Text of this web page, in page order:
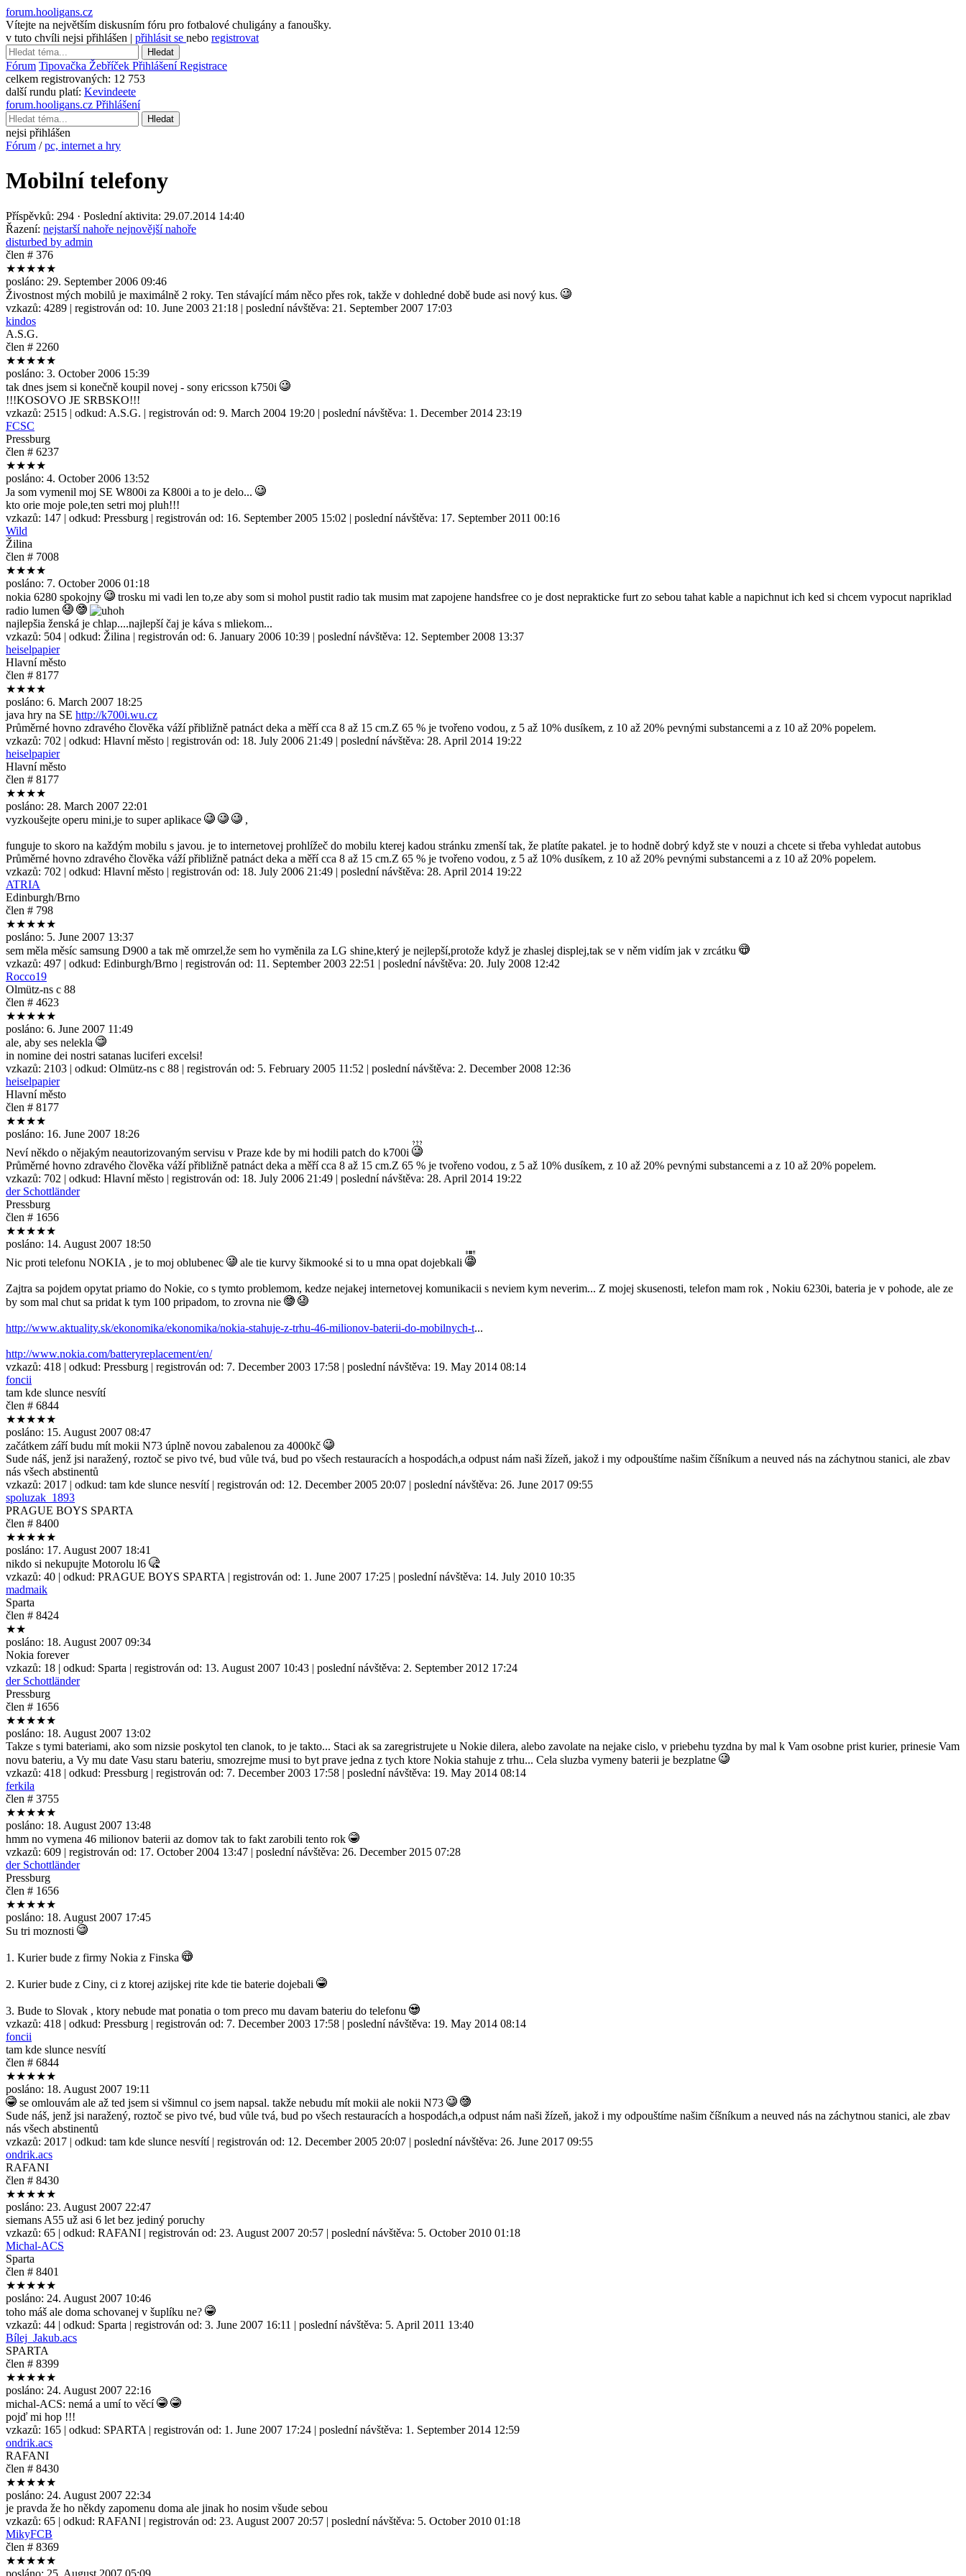
forum.hooligans.cz
Vítejte na největším diskusním fóru pro fotbalové chuligány a fanoušky.
v tuto chvíli nejsi přihlášen | přihlásit se nebo registrovat
Hledat
Fórum Tipovačka Žebříček PřihlášeníRegistrace
celkem registrovaných: 12 753
další rundu platí: Kevindeete
forum.hooligans.cz Přihlášení
Hledat
nejsi přihlášen
Fórum /pc, internet a hry
Mobilní telefony
Příspěvků: 294 · Poslední aktivita: 29.07.2014 14:40
Řazení: nejstarší nahoře nejnovější nahoře
disturbed by admin
člen # 376
★★★★★
posláno: 29. September 2006 09:46
Živostnost mých mobilů je maximálně 2 roky. Ten stávající mám něco přes rok, takže v dohledné době bude asi nový kus.
vzkazů: 4289 | registrován od: 10. June 2003 21:18 | poslední návštěva: 21. September 2007 17:03
kindos
A.S.G.
člen # 2260
★★★★★
posláno: 3. October 2006 15:39
tak dnes jsem si konečně koupil novej - sony ericsson k750i
!!!KOSOVO JE SRBSKO!!!
vzkazů: 2515 | odkud: A.S.G. | registrován od: 9. March 2004 19:20 | poslední návštěva: 1. December 2014 23:19
FCSC
Pressburg
člen # 6237
★★★★
posláno: 4. October 2006 13:52
Ja som vymenil moj SE W800i za K800i a to je delo...
kto orie moje pole,ten setri moj pluh!!!
vzkazů: 147 | odkud: Pressburg | registrován od: 16. September 2005 15:02 | poslední návštěva: 17. September 2011 00:16
Wild
Žilina
člen # 7008
★★★★
posláno: 7. October 2006 01:18
nokia 6280 spokojny
trosku mi vadi len to,ze aby som si mohol pustit radio tak musim mat zapojene handsfree co je dost neprakticke furt zo sebou tahat kable a napichnut ich ked si chcem vypocut napriklad
radio lumen
najlepšia ženská je chlap....najlepší čaj je káva s mliekom...
vzkazů: 504 | odkud: Žilina | registrován od: 6. January 2006 10:39 | poslední návštěva: 12. September 2008 13:37
heiselpapier
Hlavní město
člen # 8177
★★★★
posláno: 6. March 2007 18:25
java hry na SE http://k700i.wu.cz
Průměrné hovno zdravého člověka váží přibližně patnáct deka a měří cca 8 až 15 cm.Z 65 % je tvořeno vodou, z 5 až 10% dusíkem, z 10 až 20% pevnými substancemi a z 10 až 20% popelem.
vzkazů: 702 | odkud: Hlavní město | registrován od: 18. July 2006 21:49 | poslední návštěva: 28. April 2014 19:22
heiselpapier
Hlavní město
člen # 8177
★★★★
posláno: 28. March 2007 22:01
vyzkoušejte operu mini,je to super aplikace
,
funguje to skoro na každým mobilu s javou. je to internetovej prohlížeč do mobilu kterej kadou stránku zmenší tak, že platíte pakatel. je to hodně dobrý když ste v nouzi a chcete si třeba vyhledat autobus
Průměrné hovno zdravého člověka váží přibližně patnáct deka a měří cca 8 až 15 cm.Z 65 % je tvořeno vodou, z 5 až 10% dusíkem, z 10 až 20% pevnými substancemi a z 10 až 20% popelem.
vzkazů: 702 | odkud: Hlavní město | registrován od: 18. July 2006 21:49 | poslední návštěva: 28. April 2014 19:22
ATRIA
Edinburgh/Brno
člen # 798
★★★★★
posláno: 5. June 2007 13:37
sem měla měsíc samsung D900 a tak mě omrzel,že sem ho vyměnila za LG shine,který je nejlepší,protože když je zhaslej displej,tak se v něm vidím jak v zrcátku
vzkazů: 497 | odkud: Edinburgh/Brno | registrován od: 11. September 2003 22:51 | poslední návštěva: 20. July 2008 12:42
Rocco19
Olmütz-ns c 88
člen # 4623
★★★★★
posláno: 6. June 2007 11:49
ale, aby ses nelekla
in nomine dei nostri satanas luciferi excelsi!
vzkazů: 2103 | odkud: Olmütz-ns c 88 | registrován od: 5. February 2005 11:52 | poslední návštěva: 2. December 2008 12:36
heiselpapier
Hlavní město
člen # 8177
★★★★
posláno: 16. June 2007 18:26
Neví někdo o nějakým neautorizovaným servisu v Praze kde by mi hodili patch do k700i
Průměrné hovno zdravého člověka váží přibližně patnáct deka a měří cca 8 až 15 cm.Z 65 % je tvořeno vodou, z 5 až 10% dusíkem, z 10 až 20% pevnými substancemi a z 10 až 20% popelem.
vzkazů: 702 | odkud: Hlavní město | registrován od: 18. July 2006 21:49 | poslední návštěva: 28. April 2014 19:22
der Schottländer
Pressburg
člen # 1656
★★★★★
posláno: 14. August 2007 18:50
Nic proti telefonu NOKIA , je to moj oblubenec
ale tie kurvy šikmooké si to u mna opat dojebkali
Zajtra sa pojdem opytat priamo do Nokie, co s tymto problemom, kedze nejakej internetovej komunikacii s neviem kym neverim... Z mojej skusenosti, telefon mam rok , Nokiu 6230i, bateria je v pohode, ale ze
by som mal chut sa pridat k tym 100 pripadom, to zrovna nie
http://www.aktuality.sk/ekonomika/ekonomika/nokia-stahuje-z-trhu-46-milionov-baterii-do-mobilnych-t...
http://www.nokia.com/batteryreplacement/en/
vzkazů: 418 | odkud: Pressburg | registrován od: 7. December 2003 17:58 | poslední návštěva: 19. May 2014 08:14
foncii
tam kde slunce nesvítí
člen # 6844
★★★★★
posláno: 15. August 2007 08:47
začátkem září budu mít mokii N73 úplně novou zabalenou za 4000kč
Sude náš, jenž jsi naražený, roztoč se pivo tvé, bud vůle tvá, bud po všech restauracích a hospodách,a odpust nám naši žízeň, jakož i my odpouštíme našim číšníkum a neuved nás na záchytnou stanici, ale zbav
nás všech abstinentů
vzkazů: 2017 | odkud: tam kde slunce nesvítí| registrován od: 12. December 2005 20:07 | poslední návštěva: 26. June 2017 09:55
spoluzak_1893
PRAGUE BOYS SPARTA
člen # 8400
★★★★★
posláno: 17. August 2007 18:41
nikdo si nekupujte Motorolu l6
vzkazů: 40 | odkud: PRAGUE BOYS SPARTA | registrován od: 1. June 2007 17:25 | poslední návštěva: 14. July 2010 10:35
madmaik
Sparta
člen # 8424
★★
posláno: 18. August 2007 09:34
Nokia forever
vzkazů: 18 | odkud: Sparta | registrován od: 13. August 2007 10:43 | poslední návštěva: 2. September 2012 17:24
der Schottländer
Pressburg
člen # 1656
★★★★★
posláno: 18. August 2007 13:02
Takze s tymi bateriami, ako som nizsie poskytol ten clanok, to je takto... Staci ak sa zaregristrujete u Nokie dilera, alebo zavolate na nejake cislo, v priebehu tyzdna by mal k Vam osobne prist kurier, prinesie Vam
novu bateriu, a Vy mu date Vasu staru bateriu, smozrejme musi to byt prave jedna z tych ktore Nokia stahuje z trhu... Cela sluzba vymeny baterii je bezplatne
vzkazů: 418 | odkud: Pressburg | registrován od: 7. December 2003 17:58 | poslední návštěva: 19. May 2014 08:14
ferkila
člen # 3755
★★★★★
posláno: 18. August 2007 13:48
hmm no vymena 46 milionov baterii az domov tak to fakt zarobili tento rok
vzkazů: 609 | registrován od: 17. October 2004 13:47 | poslední návštěva: 26. December 2015 07:28
der Schottländer
Pressburg
člen # 1656
★★★★★
posláno: 18. August 2007 17:45
Su tri moznosti
1. Kurier bude z firmy Nokia z Finska
2. Kurier bude z Ciny, ci z ktorej azijskej rite kde tie baterie dojebali
3. Bude to Slovak , ktory nebude mat ponatia o tom preco mu davam bateriu do telefonu
vzkazů: 418 | odkud: Pressburg | registrován od: 7. December 2003 17:58 | poslední návštěva: 19. May 2014 08:14
foncii
tam kde slunce nesvítí
člen # 6844
★★★★★
posláno: 18. August 2007 19:11
se omlouvám ale až ted jsem si všimnul co jsem napsal. takže nebudu mít mokii ale nokii N73
Sude náš, jenž jsi naražený, roztoč se pivo tvé, bud vůle tvá, bud po všech restauracích a hospodách,a odpust nám naši žízeň, jakož i my odpouštíme našim číšníkum a neuved nás na záchytnou stanici, ale zbav
nás všech abstinentů
vzkazů: 2017 | odkud: tam kde slunce nesvítí| registrován od: 12. December 2005 20:07 | poslední návštěva: 26. June 2017 09:55
ondrik.acs
RAFANI
člen # 8430
★★★★★
posláno: 23. August 2007 22:47
siemans A55 už asi 6 let bez jediný poruchy
vzkazů: 65 | odkud: RAFANI | registrován od: 23. August 2007 20:57 | poslední návštěva: 5. October 2010 01:18
Michal-ACS
Sparta
člen # 8401
★★★★★
posláno: 24. August 2007 10:46
toho máš ale doma schovanej v šuplíku ne?
vzkazů: 44 | odkud: Sparta | registrován od: 3. June 2007 16:11 | poslední návštěva: 5. April 2011 13:40
Bílej_Jakub.acs
SPARTA
člen # 8399
★★★★★
posláno: 24. August 2007 22:16
michal-ACS: nemá a umí to věcí
pojď mi hop !!!
vzkazů: 165 | odkud: SPARTA | registrován od: 1. June 2007 17:24 | poslední návštěva: 1. September 2014 12:59
ondrik.acs
RAFANI
člen # 8430
★★★★★
posláno: 24. August 2007 22:34
je pravda že ho někdy zapomenu doma ale jinak ho nosim všude sebou
vzkazů: 65 | odkud: RAFANI | registrován od: 23. August 2007 20:57 | poslední návštěva: 5. October 2010 01:18
MikyFCB
člen # 8369
★★★★★
posláno: 25. August 2007 05:09